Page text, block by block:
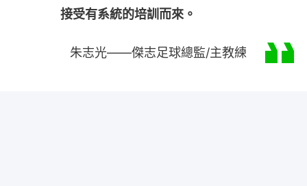
接受有系統的培訓而來。
朱志光——傑志足球總監/主教練